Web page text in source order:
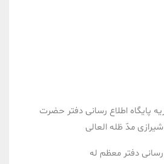
پایگاه اطلاع رسانی دفتر حضرت
مدّ ظله العالی
رسانی دفتر معظم له